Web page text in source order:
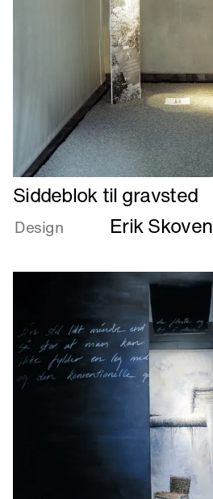
Læs
mere
om
Siddeblok til gravsted
Design Erik Skoven